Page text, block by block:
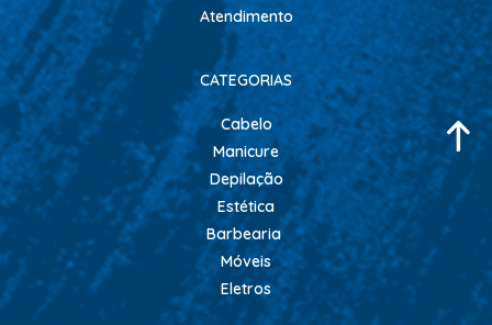
Atendimento
CATEGORIAS
Cabelo
Manicure
Depilação
Estética
Barbearia
Móveis
Eletros